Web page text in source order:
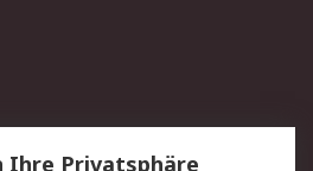
Ihre Privatsphäre